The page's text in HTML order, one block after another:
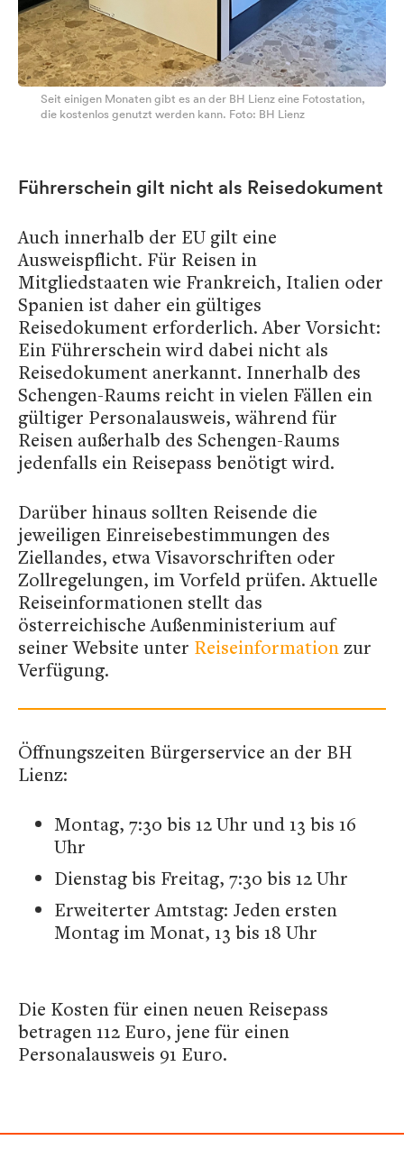
Seit einigen Monaten gibt es an der BH Lienz eine Fotostation,
die kostenlos genutzt werden kann. Foto: BH Lienz
Führerschein gilt nicht als Reisedokument
Auch innerhalb der EU gilt eine
Ausweispflicht. Für Reisen in
Mitgliedstaaten wie Frankreich, Italien oder
Spanien ist daher ein gültiges
Reisedokument erforderlich. Aber Vorsicht:
Ein Führerschein wird dabei nicht als
Reisedokument anerkannt. Innerhalb des
Schengen-Raums reicht in vielen Fällen ein
gültiger Personalausweis, während für
Reisen außerhalb des Schengen-Raums
jedenfalls ein Reisepass benötigt wird.
Darüber hinaus sollten Reisende die
jeweiligen Einreisebestimmungen des
Ziellandes, etwa Visavorschriften oder
Zollregelungen, im Vorfeld prüfen. Aktuelle
Reiseinformationen stellt das
österreichische Außenministerium auf
seiner Website unter Reiseinformationzur
Verfügung.
Öffnungszeiten Bürgerservice an der BH
Lienz:
Montag, 7:30 bis 12 Uhr und 13 bis 16
Uhr
Dienstag bis Freitag, 7:30 bis 12 Uhr
Erweiterter Amtstag: Jeden ersten
Montag im Monat, 13 bis 18 Uhr
Die Kosten für einen neuen Reisepass
betragen 112 Euro, jene für einen
Personalausweis 91 Euro.